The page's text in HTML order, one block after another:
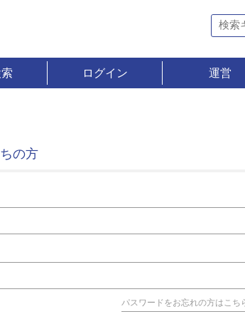
ログイン 運営
の方
パスワードをお忘れの方はこち